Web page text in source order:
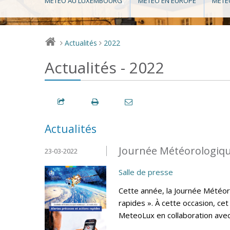
> Actualités > 2022
Actualités - 2022
Actualités
Journée
23-03-2022
Salle de presse
Cette année, la Journée
rapides ». À cette occasion,
MeteoLux en collaboration